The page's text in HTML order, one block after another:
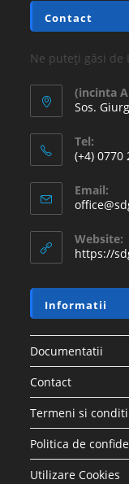
Contact
Ne puteți găsi de
(incinta
Sos.
Tel:
(+4) 0770
Email:
Website:
https://
Informatii
Documentatii
Contact
Termeni si
Politica de
Utilizare Cookies